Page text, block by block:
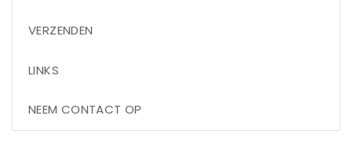
VERZENDEN
LINKS
NEEM CONTACT OP